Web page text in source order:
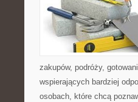
zakupów, podróży,
wspierających bardziej
osobach, które chcą